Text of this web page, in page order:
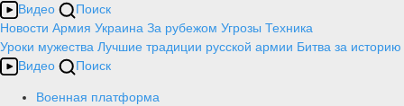
Видео
Поиск
Новости Армия Украина За рубежом Угрозы Техника
Уроки мужества Лучшие традиции русской армии Битва за историю
Видео
Поиск
Военная платформа